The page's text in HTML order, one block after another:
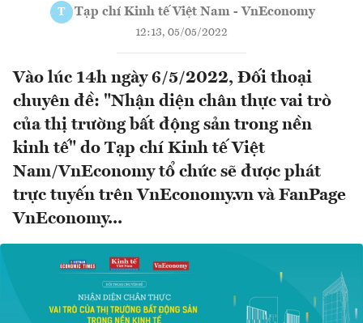
T Tạp chí Kinh tế Việt Nam - VnEconomy
12:13, 05/05/2022
Vào lúc 14h ngày 6/5/2022, Đối thoại
chuyên đề: "Nhận diện chân thực vai trò
của thị trường bất động sản trong nền
kinh tế" do Tạp chí Kinh tế Việt
Nam/VnEconomy tổ chức sẽ được phát
trực tuyến trên VnEconomy.vn và FanPage
VnEconomy...